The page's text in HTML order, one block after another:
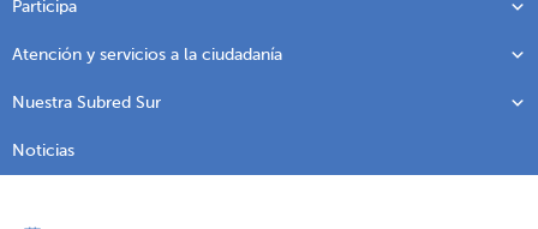
Participa
Atención y servicios a la ciudadanía
Nuestra Subred Sur
Noticias